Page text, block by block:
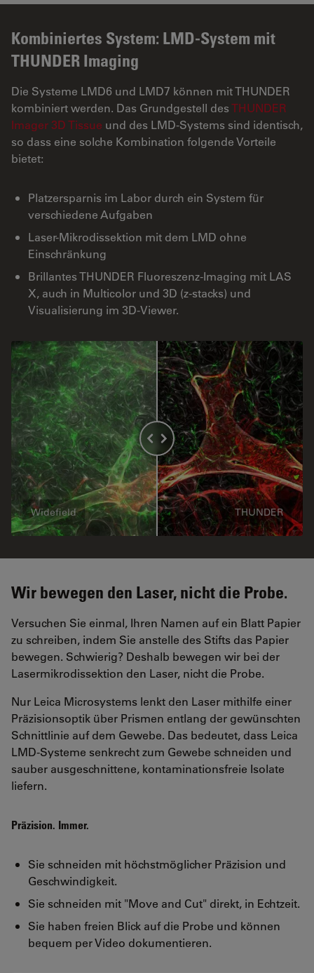
Kombiniertes System: LMD-System mit
THUNDER Imaging
Die Systeme LMD6 und LMD7 können mit THUNDER
kombiniert werden. Das Grundgestell desTHUNDER
Imager 3D Tissue und des LMD-Systems sind identisch,
so dass eine solche Kombination folgende Vorteile
bietet:
Platzersparnis im Labor durch ein System für
verschiedene Aufgaben
Laser-Mikrodissektion mit dem LMD ohne
Einschränkung
Brillantes THUNDER Fluoreszenz-Imaging mit LAS
X, auch in Multicolor und 3D (z-stacks) und
Visualisierung im 3D-Viewer.
Widefield THUNDER
Wir bewegen den Laser, nicht die Probe.
Versuchen Sie einmal, Ihren Namen auf ein Blatt Papier
zu schreiben, indem Sie anstelle des Stifts das Papier
bewegen. Schwierig? Deshalb bewegen wir bei der
Lasermikrodissektion den Laser, nicht die Probe.
Nur Leica Microsystems lenkt den Laser mithilfe einer
Präzisionsoptik über Prismen entlang der gewünschten
Schnittlinie auf dem Gewebe. Das bedeutet, dass Leica
LMD-Systeme senkrecht zum Gewebe schneiden und
sauber ausgeschnittene, kontaminationsfreie Isolate
liefern.
Präzision. Immer.
Sie schneiden mit höchstmöglicher Präzision und
Geschwindigkeit.
Sie schneiden mit "Move and Cut" direkt, in Echtzeit.
Sie haben freien Blick auf die Probe und können
bequem per Video dokumentieren.